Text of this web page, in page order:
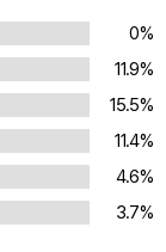
남게 되었다. 그
이 나오는데, 후대
살은 제1차 세계
적 비협조에 의한
으로써 발생한 인
는 일이 아니라 우
지 차단하는 일과
0%
11.9%
15.5%
11.4%
4.6%
3.7%